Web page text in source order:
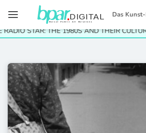
Das
THE 1980S AND THEIR CULTURAL